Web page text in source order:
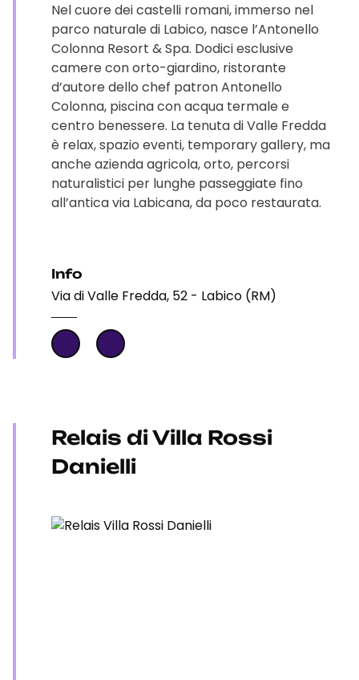
Nel cuore dei castelli romani, immerso nel
parco naturale di Labico, nasce l’Antonello
Colonna Resort & Spa. Dodici esclusive
camere con orto-giardino, ristorante
d’autore dello chef patron Antonello
Colonna, piscina con acqua termale e
centro benessere. La tenuta di Valle Fredda
è relax, spazio eventi, temporary gallery, ma
anche azienda agricola, orto, percorsi
naturalistici per lunghe passeggiate fino
all’antica via Labicana, da poco restaurata.
Info
Via di Valle Fredda, 52 - Labico (RM)
Relais di Villa Rossi
Danielli